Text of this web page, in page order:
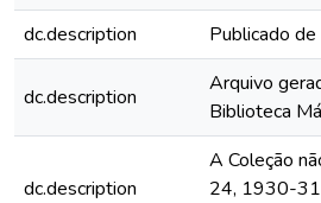
dc.description
Publicado
dc.description
Arquivo
Biblioteca
dc.description
A Coleção
24, 1930-31